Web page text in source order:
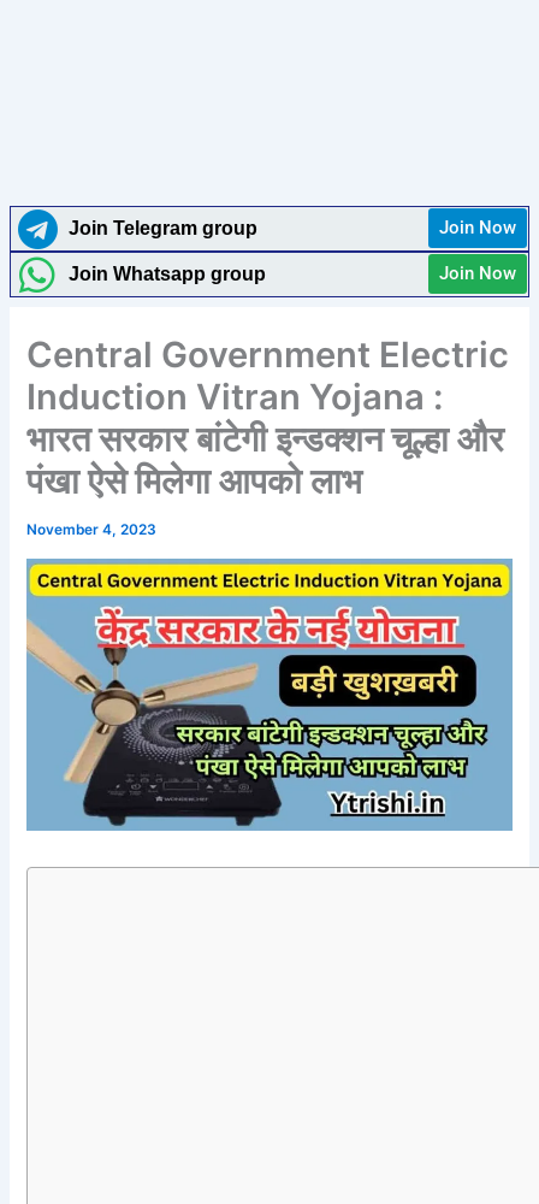
Join Telegram group Join Now
Join Whatsapp group Join Now
Central Government Electric
Induction Vitran Yojana :
भारत सरकार बांटेगी इन्डक्शन चूल्हा और
पंखा ऐसे मिलेगा आपको लाभ
November 4, 2023